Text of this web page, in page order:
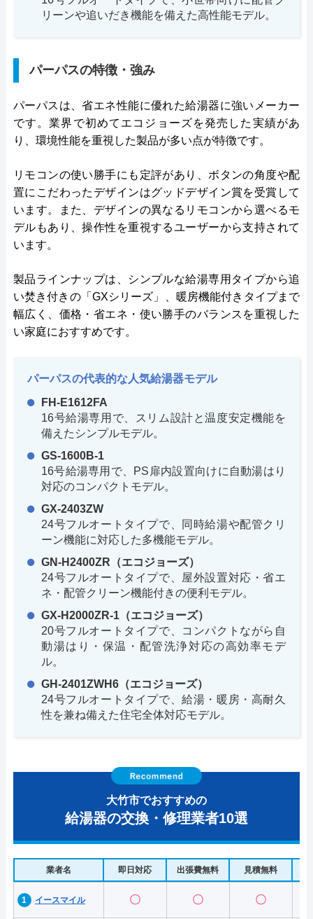
リーンや追いだき機能を備えた高性能モデル。
パーパスの特徴・強み
パーパスは、省エネ性能に優れた給湯器に強いメーカー
です。業界で初めてエコジョーズを発売した実績があ
り、環境性能を重視した製品が多い点が特徴です。
リモコンの使い勝手にも定評があり、ボタンの角度や配
置にこだわったデザインはグッドデザイン賞を受賞して
います。また、デザインの異なるリモコンから選べるモ
デルもあり、操作性を重視するユーザーから支持されて
います。
製品ラインナップは、シンプルな給湯専用タイプから追
い焚き付きの「GXシリーズ」、暖房機能付きタイプまで
幅広く、価格・省エネ・使い勝手のバランスを重視した
い家庭におすすめです。
パーパスの代表的な人気給湯器モデル
FH-E1612FA
16号給湯専用で、スリム設計と温度安定機能を
備えたシンプルモデル。
GS-1600B-1
16号給湯専用で、PS扉内設置向けに自動湯はり
対応のコンパクトモデル。
GX-2403ZW
24号フルオートタイプで、同時給湯や配管クリ
ーン機能に対応した多機能モデル。
GN-H2400ZR（エコジョーズ）
24号フルオートタイプで、屋外設置対応・省エ
ネ・配管クリーン機能付きの便利モデル。
GX-H2000ZR-1（エコジョーズ）
20号フルオートタイプで、コンパクトながら自
動湯はり・保温・配管洗浄対応の高効率モデ
ル。
GH-2401ZWH6（エコジョーズ）
24号フルオートタイプで、給湯・暖房・高耐久
性を兼ね備えた住宅全体対応モデル。
大竹市でおすすめの
給湯器の交換・修理業者10選
業者名 即日対応 出張費無料 見積無料
イースマイル 〇 〇 〇